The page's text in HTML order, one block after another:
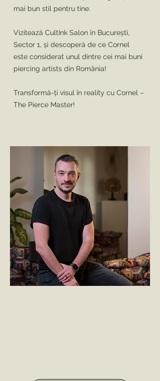
mai bun stil pentru tine.
Vizitează CultInk Salon în București,
Sector 1, și descoperă de ce Cornel
este considerat unul dintre cei mai buni
piercing artists din România!
Transformă-ți visul în reality cu Cornel –
The Pierce Master!